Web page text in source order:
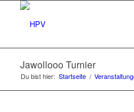
Jawollooo Turnier
Du bist hier: Startseite /